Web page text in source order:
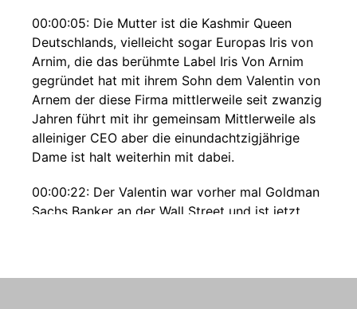
00:00:05: Die Mutter ist die Kashmir Queen
Deutschlands, vielleicht sogar Europas Iris von
Arnim, die das berühmte Label Iris Von Arnim
gegründet hat mit ihrem Sohn dem Valentin von
Arnem der diese Firma mittlerweile seit zwanzig
Jahren führt mit ihr gemeinsam Mittlerweile als
alleiniger CEO aber die einundachtzigjährige
Dame ist halt weiterhin mit dabei.
00:00:22: Der Valentin war vorher mal Goldman
Sachs Banker an der Wall Street und ist jetzt